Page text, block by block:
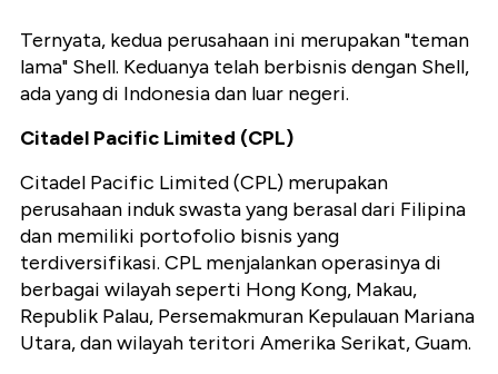
Ternyata, kedua perusahaan ini merupakan "teman
lama" Shell. Keduanya telah berbisnis dengan Shell,
ada yang di Indonesia dan luar negeri.
Citadel Pacific Limited (CPL)
Citadel Pacific Limited (CPL) merupakan
perusahaan induk swasta yang berasal dari Filipina
dan memiliki portofolio bisnis yang
terdiversifikasi. CPL menjalankan operasinya di
berbagai wilayah seperti Hong Kong, Makau,
Republik Palau, Persemakmuran Kepulauan Mariana
Utara, dan wilayah teritori Amerika Serikat, Guam.